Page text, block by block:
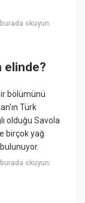
burada okuyun:
elinde?
bölümünü
Türk
olduğu Savola
birçok yağ
burada okuyun: